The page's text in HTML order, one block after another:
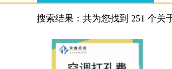
搜索结果： 共为您找到 251 个关